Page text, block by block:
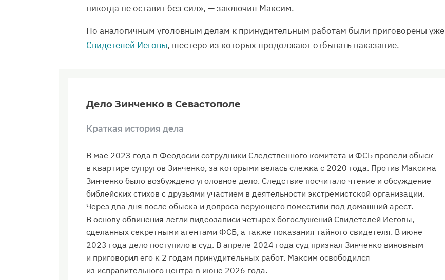
никогда не оставит без сил», — заключил Максим.
По аналогичным уголовным делам к принудительным работам были приговорены уже
Свидетелей Иеговы, шестеро из которых продолжают отбывать наказание.
Дело Зинченко в Севастополе
Краткая история дела
В мае 2023 года в Феодосии сотрудники Следственного комитета и ФСБ провели обыск
в квартире супругов Зинченко, за которыми велась слежка с 2020 года. Против Максима
Зинченко было возбуждено уголовное дело. Следствие посчитало чтение и обсуждение
библейских стихов с друзьями участием в деятельности экстремистской организации.
Через два дня после обыска и допроса верующего поместили под домашний арест.
В основу обвинения легли видеозаписи четырех богослужений Свидетелей Иеговы,
сделанных секретными агентами ФСБ, а также показания тайного свидетеля. В июне
2023 года дело поступило в суд. В апреле 2024 года суд признал Зинченко виновным
и приговорил его к 2 годам принудительных работ. Максим освободился
из исправительного центра в июне 2026 года.